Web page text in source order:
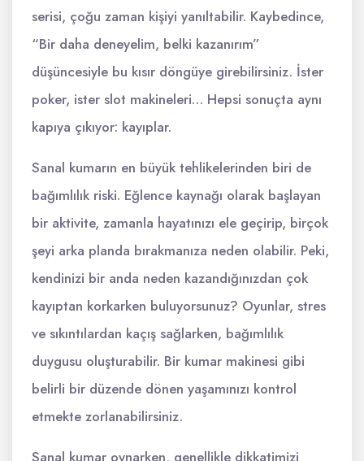
serisi, çoğu zaman kişiyi yanıltabilir. Kaybedince,
“Bir daha deneyelim, belki kazanırım”
düşüncesiyle bu kısır döngüye girebilirsiniz. İster
poker, ister slot makineleri… Hepsi sonuçta aynı
kapıya çıkıyor: kayıplar.
Sanal kumarın en büyük tehlikelerinden biri de
bağımlılık riski. Eğlence kaynağı olarak başlayan
bir aktivite, zamanla hayatınızı ele geçirip, birçok
şeyi arka planda bırakmanıza neden olabilir. Peki,
kendinizi bir anda neden kazandığınızdan çok
kayıptan korkarken buluyorsunuz? Oyunlar, stres
ve sıkıntılardan kaçış sağlarken, bağımlılık
duygusu oluşturabilir. Bir kumar makinesi gibi
belirli bir düzende dönen yaşamınızı kontrol
etmekte zorlanabilirsiniz.
Sanal kumar oynarken, genellikle dikkatimizi